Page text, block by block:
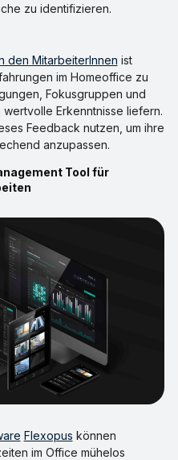
zu identifizieren.
den MitarbeiterInnen ist
im Homeoffice zu
Fokusgruppen und
Erkenntnisse liefern.
Feedback nutzen, um ihre
anzupassen.
Flexopus können
im Office mühelos